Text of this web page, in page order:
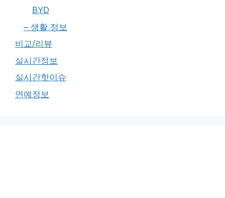
BYD
– 생활 정보
비교/리뷰
실시간정보
실시간핫이슈
연예정보